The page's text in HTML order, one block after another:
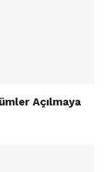
Açılmaya